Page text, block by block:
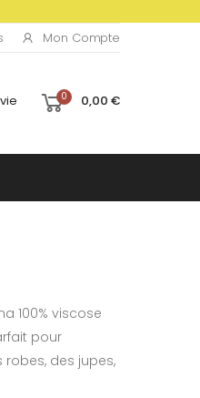
Mon Compte
0 0,00 €
100% viscose
pour
des jupes,